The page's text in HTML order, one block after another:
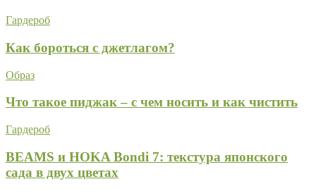
Гардероб
Как бороться с джетлагом?
Образ
Что такое пиджак – с чем носить и как чистить
Гардероб
BEAMS и HOKA Bondi 7: текстура японского
сада в двух цветах